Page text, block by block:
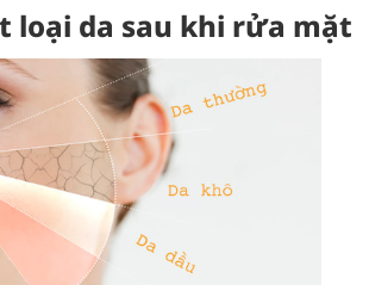
loại da sau khi rửa mặt